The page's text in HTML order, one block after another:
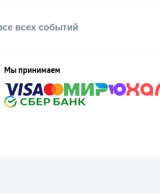
всех событий
Мы принимаем